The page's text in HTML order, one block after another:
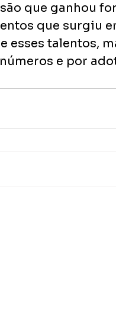
que ganhou
que surgiu
esses talentos,
e por